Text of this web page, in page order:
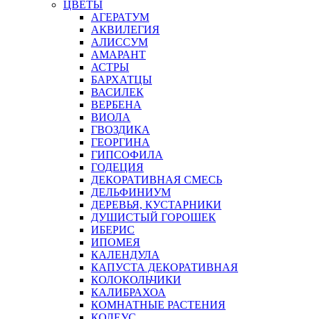
ЦВЕТЫ
АГЕРАТУМ
АКВИЛЕГИЯ
АЛИССУМ
АМАРАНТ
АСТРЫ
БАРХАТЦЫ
ВАСИЛЕК
ВЕРБЕНА
ВИОЛА
ГВОЗДИКА
ГЕОРГИНА
ГИПСОФИЛА
ГОДЕЦИЯ
ДЕКОРАТИВНАЯ СМЕСЬ
ДЕЛЬФИНИУМ
ДЕРЕВЬЯ, КУСТАРНИКИ
ДУШИСТЫЙ ГОРОШЕК
ИБЕРИС
ИПОМЕЯ
КАЛЕНДУЛА
КАПУСТА ДЕКОРАТИВНАЯ
КОЛОКОЛЬЧИКИ
КАЛИБРАХОА
КОМНАТНЫЕ РАСТЕНИЯ